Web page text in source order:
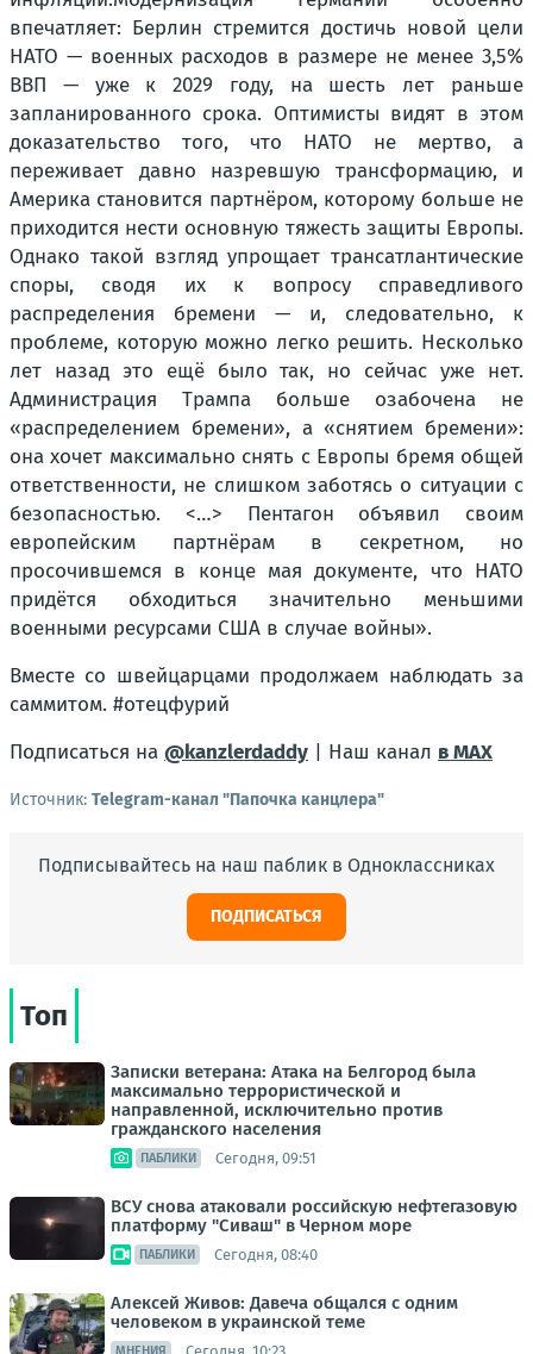
впечатляет: Берлин стремится достичь новой цели
НАТО — военных расходов в размере не менее 3,5%
ВВП — уже к 2029 году, на шесть лет раньше
запланированного срока. Оптимисты видят в этом
доказательство того, что НАТО не мертво, а
переживает давно назревшую трансформацию, и
Америка становится партнёром, которому больше не
приходится нести основную тяжесть защиты Европы.
Однако такой взгляд упрощает трансатлантические
споры, сводя их к вопросу справедливого
распределения бремени — и, следовательно, к
проблеме, которую можно легко решить. Несколько
лет назад это ещё было так, но сейчас уже нет.
Администрация Трампа больше озабочена не
«распределением бремени», а «снятием бремени»:
она хочет максимально снять с Европы бремя общей
ответственности, не слишком заботясь о ситуации с
безопасностью. <…> Пентагон объявил своим
европейским партнёрам в секретном, но
просочившемся в конце мая документе, что НАТО
придётся обходиться значительно меньшими
военными ресурсами США в случае войны».
Вместе со швейцарцами продолжаем наблюдать за
саммитом. #отецфурий
Подписаться на @kanzlerdaddy | Наш канал в MAX
Источник: Telegram-канал "Папочка канцлера"
Подписывайтесь на наш паблик в Одноклассниках
ПОДПИСАТЬСЯ
Топ
Записки ветерана: Атака на Белгород была
максимально террористической и
направленной, исключительно против
гражданского населения
ПАБЛИКИ Сегодня, 09:51
ВСУ снова атаковали российскую нефтегазовую
платформу "Сиваш" в Черном море
ПАБЛИКИ Сегодня, 08:40
Алексей Живов: Давеча общался с одним
человеком в украинской теме
Сегодня, 10:23